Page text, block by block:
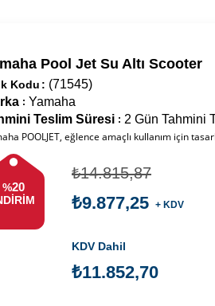
Pool Jet Su Altı Scooter
(71545)
Kodu
: Yamaha
Teslim Süresi : 2 Gün Tahmini
POOLJET, eğlence amaçlı kullanım için
%20
₺14.815,87
₺9.877,25 + KDV
KDV Dahil
₺11.852,70